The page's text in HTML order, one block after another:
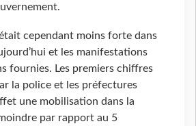
cependant moins forte dans
et les manifestations
fournies. Les premiers chiffres
la police et les préfectures
une mobilisation dans la
par rapport au 5